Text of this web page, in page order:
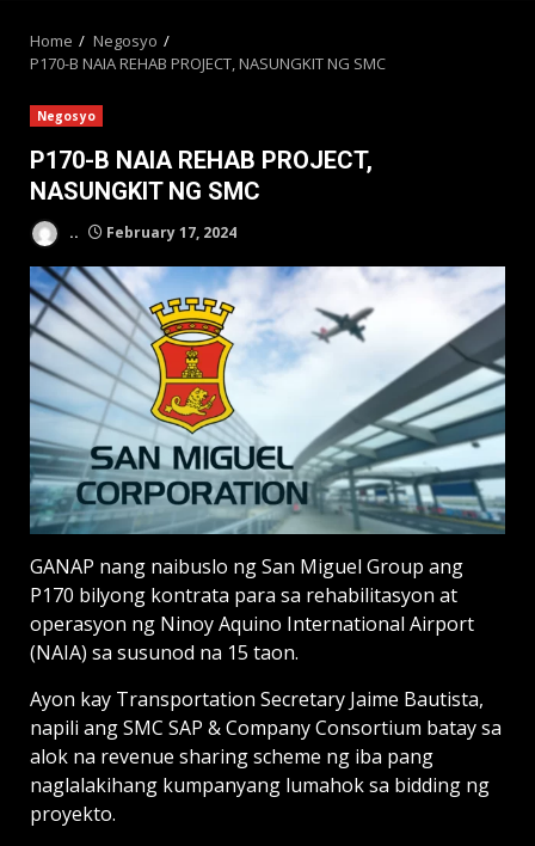
Home
Negosyo
P170-B NAIA REHAB PROJECT, NASUNGKIT NG SMC
Negosyo
P170-B NAIA REHAB PROJECT,
NASUNGKIT NG SMC
.. February 17, 2024
GANAP nang naibuslo ng San Miguel Group ang
P170 bilyong kontrata para sa rehabilitasyon at
operasyon ng Ninoy Aquino International Airport
(NAIA) sa susunod na 15 taon.
Ayon kay Transportation Secretary Jaime Bautista,
napili ang SMC SAP & Company Consortium batay sa
alok na revenue sharing scheme ng iba pang
naglalakihang kumpanyang lumahok sa bidding ng
proyekto.